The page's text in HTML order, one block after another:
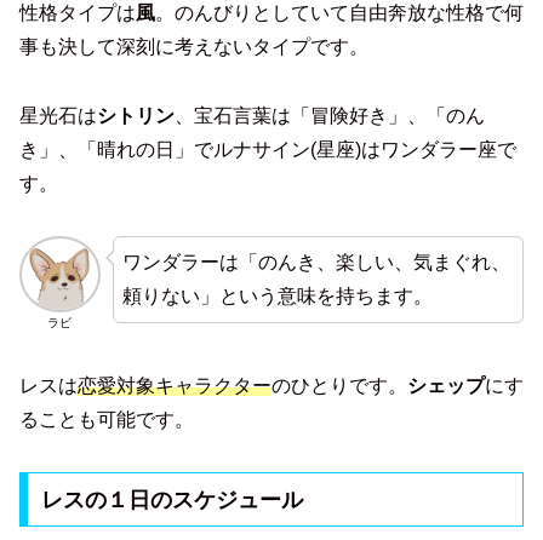
性格タイプは風。のんびりとしていて自由奔放な性格で何
事も決して深刻に考えないタイプです。
星光石はシトリン 、宝石言葉は「冒険好き」、「のん
き」、「晴れの日」でルナサイン(星座)はワンダラー座で
す。
ラビ
ワンダラーは「のんき、楽しい、気まぐれ、
頼りない」という意味を持ちます。
レスは恋愛対象キャラクターのひとりです。 シェップにす
ることも可能です。
レスの１日のスケジュール